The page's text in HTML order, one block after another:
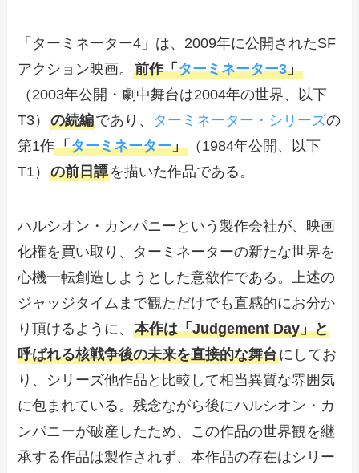
「ターミネーター4」は、2009年に公開されたSF
アクション映画。前作「ターミネーター3」
（2003年公開・劇中舞台は2004年の世界、以下
T3）の続編であり、 ターミネーター・シリーズの
第1作「ターミネーター」 （1984年公開、以下
T1）の前日譚を描いた作品である。
ハルシオン・カンパニーという製作会社が、映画
化権を買い取り、ターミネーターの新たな世界を
心機一転創造しようとした意欲作である。上述の
ジャッジタイムまで観ただけでも直感的にお分か
り頂けるように、本作は「Judgement Day」と
呼ばれる核戦争後の未来を直接的な舞台にしてお
り、シリーズ他作品と比較して相当異質な雰囲気
に包まれている。残念ながら後にハルシオン・カ
ンパニーが破産したため、この作品の世界観を継
承する作品は製作されず、本作品の存在はシリー